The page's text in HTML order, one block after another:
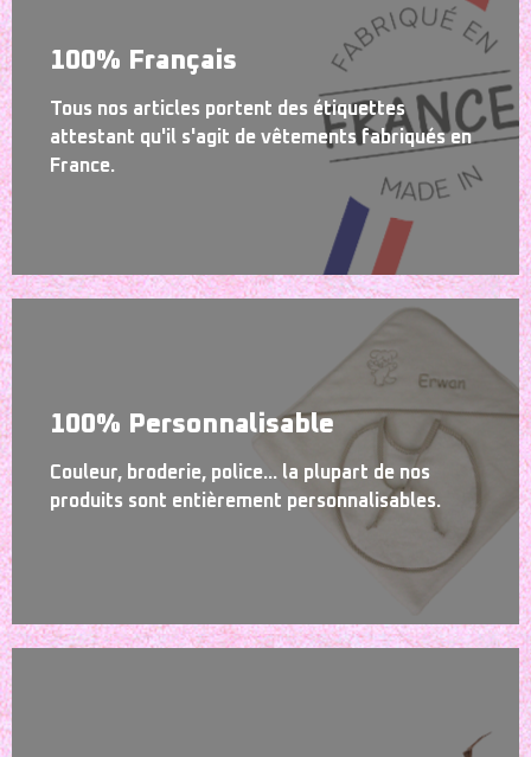
100% Français
Tous nos articles portent des étiquettes
attestant qu'il s'agit de vêtements fabriqués en
France.
100% Personnalisable
Couleur, broderie, police... la plupart de nos
produits sont entièrement personnalisables.